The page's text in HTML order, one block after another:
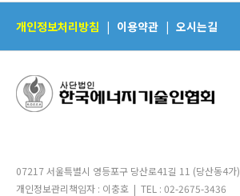
개인정보처리방침 | 이용약관 | 오시는길
07217 서울특별시 영등포구 당산로41길 11 (당산동4
개인정보관리책임자 : 이충호 | TEL : 02-2675-3436